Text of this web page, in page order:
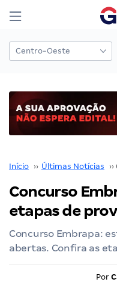
Início ›› Últimas Notícias ››
Concurso
etapas de
Concurso Embrapa:
abertas. Confira as
Por